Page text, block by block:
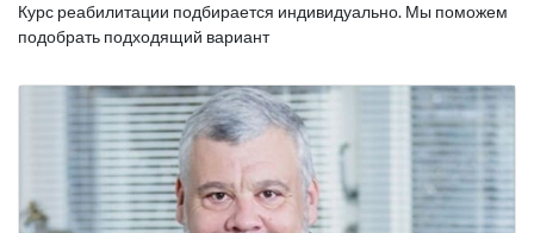
Курс реабилитации подбирается индивидуально. Мы поможем
подобрать подходящий вариант